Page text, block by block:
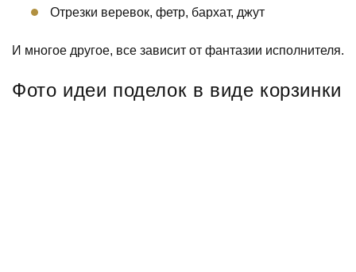
Отрезки веревок, фетр, бархат, джут
И многое другое, все зависит от фантазии исполнителя.
Фото идеи поделок в виде корзинки